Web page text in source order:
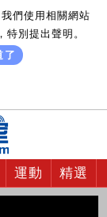
們使用相關網站
別提出聲明。
了
運動 精選